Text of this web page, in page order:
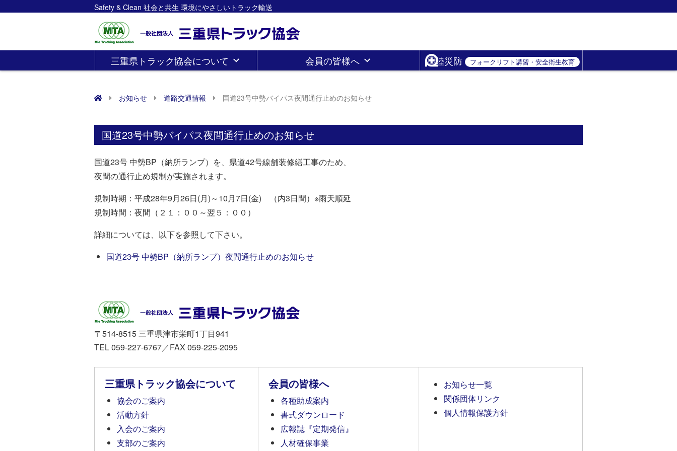
Safety & Clean 社会と共生 環境にやさしいトラック輸送
三重県トラック協会について 会員の皆様へ 陸災防 フォークリフト講習・安全衛生教育
お知らせ 道路交通情報 国道23号中勢バイパス夜間通行止めのお知らせ
国道23号中勢バイパス夜間通行止めのお知らせ
国道23号 中勢BP（納所ランプ）を、県道42号線舗装修繕工事のため、
夜間の通行止め規制が実施されます。
規制時期：平成28年9月26日(月)～10月7日(金) （内3日間）※雨天順延
規制時間：夜間（２１：００～翌５：００）
詳細については、以下を参照して下さい。
国道23号 中勢BP（納所ランプ）夜間通行止めのお知らせ
〒514-8515 三重県津市栄町1丁目941
TEL 059-227-6767／FAX 059-225-2095
三重県トラック協会について
協会のご案内
活動方針
入会のご案内
支部のご案内
会員の皆様へ
各種助成案内
書式ダウンロード
広報誌『定期発信』
人材確保事業
お知らせ一覧
関係団体リンク
個人情報保護方針